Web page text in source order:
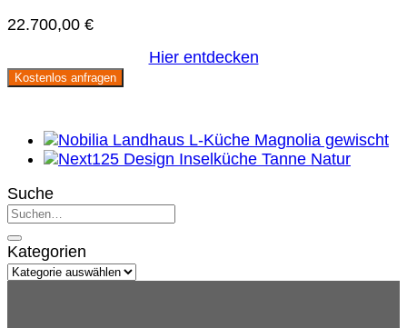
22.700,00 €
Hier entdecken
Kostenlos anfragen
Suche
Kategorien
Kategorien